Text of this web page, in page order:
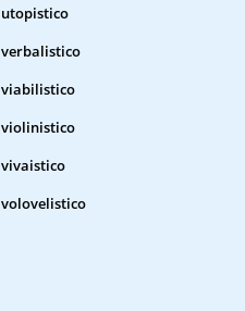
utopistico
verbalistico
viabilistico
violinistico
vivaistico
volovelistico